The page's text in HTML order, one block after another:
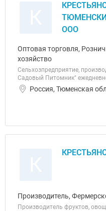
ООО
Оптовая торговля,
хозяйство
Сельхозпредприятие,
Садовый Питомник"
Россия, Тюменская
Производитель,
Производитель фруктов,